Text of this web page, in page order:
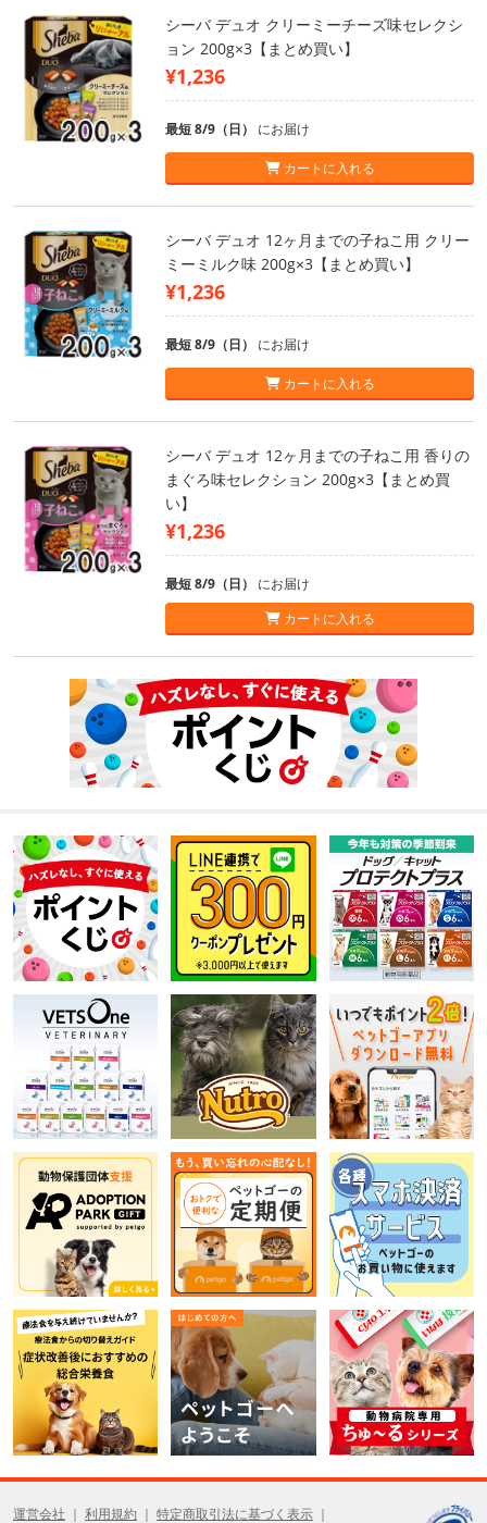
シーバ デュオ クリーミーチーズ味セレクシ
ョン 200g×3【まとめ買い】
¥1,236
最短 8/9（日） にお届け
カートに入れる
シーバ デュオ 12ヶ月までの子ねこ用 クリー
ミーミルク味 200g×3【まとめ買い】
¥1,236
最短 8/9（日） にお届け
カートに入れる
シーバ デュオ 12ヶ月までの子ねこ用 香りの
まぐろ味セレクション 200g×3【まとめ買
い】
¥1,236
最短 8/9（日） にお届け
カートに入れる
運営会社 利用規約 特定商取引法に基づく表示